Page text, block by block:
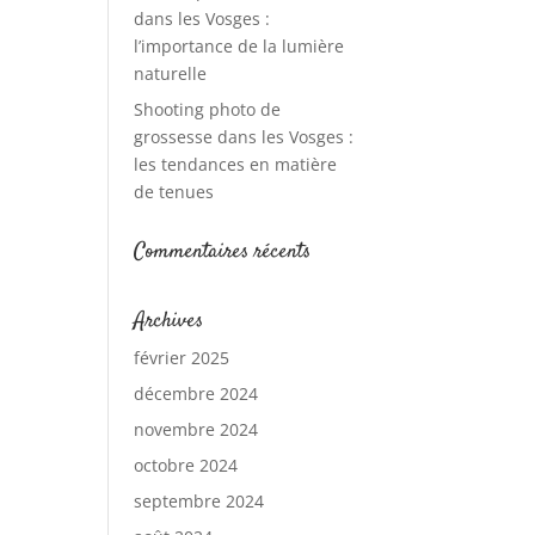
dans les Vosges :
l’importance de la lumière
naturelle
Shooting photo de
grossesse dans les Vosges :
les tendances en matière
de tenues
Commentaires récents
Archives
février 2025
décembre 2024
novembre 2024
octobre 2024
septembre 2024